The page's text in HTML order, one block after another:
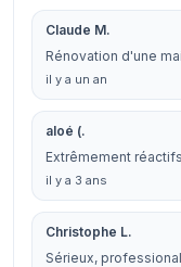
Claude M.
Rénovation d'une
il y a un an
aloé (.
Extrêmement
il y a 3 ans
Christophe L.
Sérieux,